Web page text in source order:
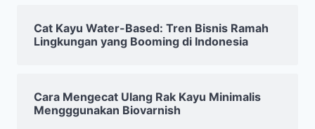
Cat Kayu Water-Based: Tren Bisnis Ramah
Lingkungan yang Booming di Indonesia
Cara Mengecat Ulang Rak Kayu Minimalis
Mengggunakan Biovarnish